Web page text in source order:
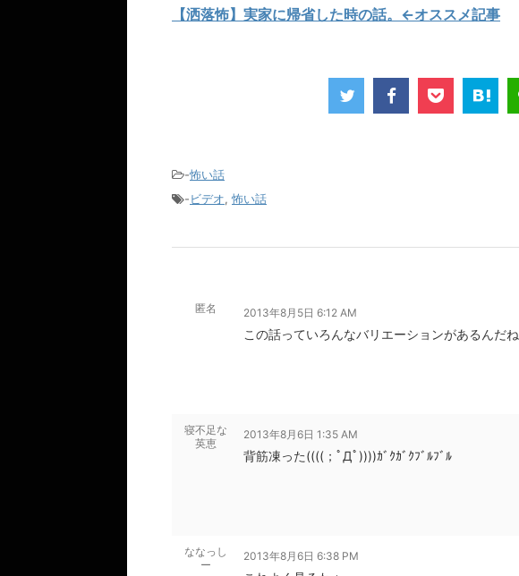
【洒落怖】実家に帰省した時の話。←オススメ記事
-怖い話
-ビデオ,怖い話
匿名 2013年8月5日 6:12 AM
この話っていろんなバリエーションがあるんだね
寝不足な
英恵
2013年8月6日 1:35 AM
背筋凍った((((；ﾟДﾟ))))ｶﾞｸｶﾞｸﾌﾞﾙﾌﾞﾙ
ななっし
ー
2013年8月6日 6:38 PM